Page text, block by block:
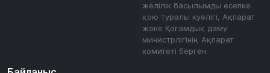
желілік басылымды есепке
қою туралы куәлігі, Ақпарат
және Қоғамдық даму
министрлігінің Ақпарат
комитеті берген.